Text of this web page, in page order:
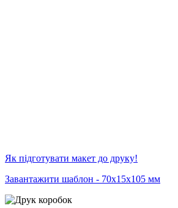
Як підготувати макет до друку!
Завантажити шаблон - 70х15х105 мм